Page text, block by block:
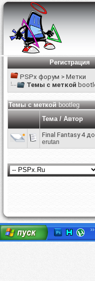
Регистрация
PSPx форум > Метки
Темы с меткой
Темы с меткойbootleg
Тема / Автор
Final Fantasy 4
erutan